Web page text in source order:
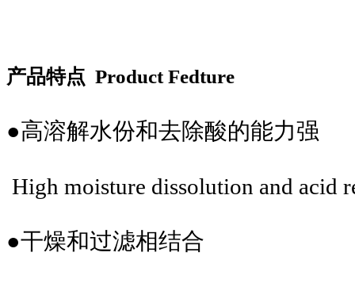
产品特点 Product Fedture
●高溶解水份和去除酸的能力强
High moisture dissolution and acid
●干燥和过滤相结合